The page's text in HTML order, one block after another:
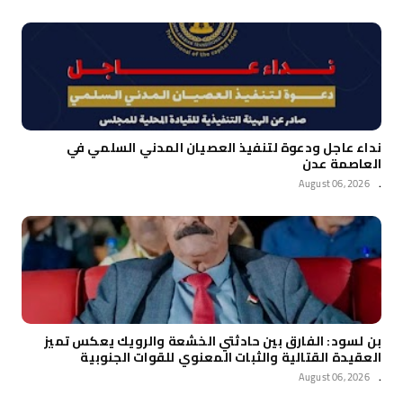
نداء عاجل ودعوة لتنفيذ العصيان المدني السلمي في
العاصمة عدن
.
August 06, 2026
بن لسود: الفارق بين حادثتي الخشعة والرويك يعكس تميز
العقيدة القتالية والثبات المعنوي للقوات الجنوبية
.
August 06, 2026